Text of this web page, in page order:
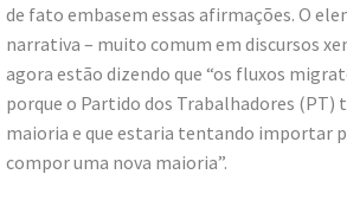
de fato embasem essas afirmações. O
narrativa – muito comum em discursos
agora estão dizendo que “os fluxos
porque o Partido dos Trabalhadores (PT)
maioria e que estaria tentando importar
compor uma nova maioria”.